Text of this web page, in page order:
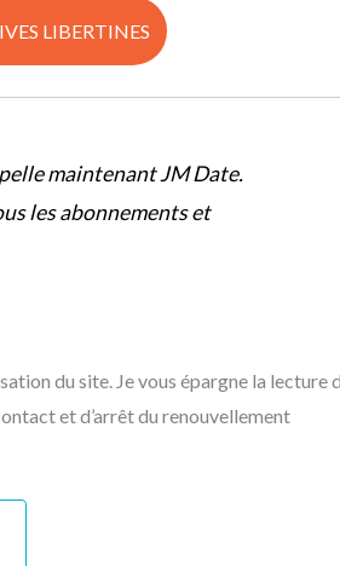
LIBERTINES
maintenant JM Date.
les abonnements et
du site. Je vous épargne la lecture
et d’arrêt du renouvellement